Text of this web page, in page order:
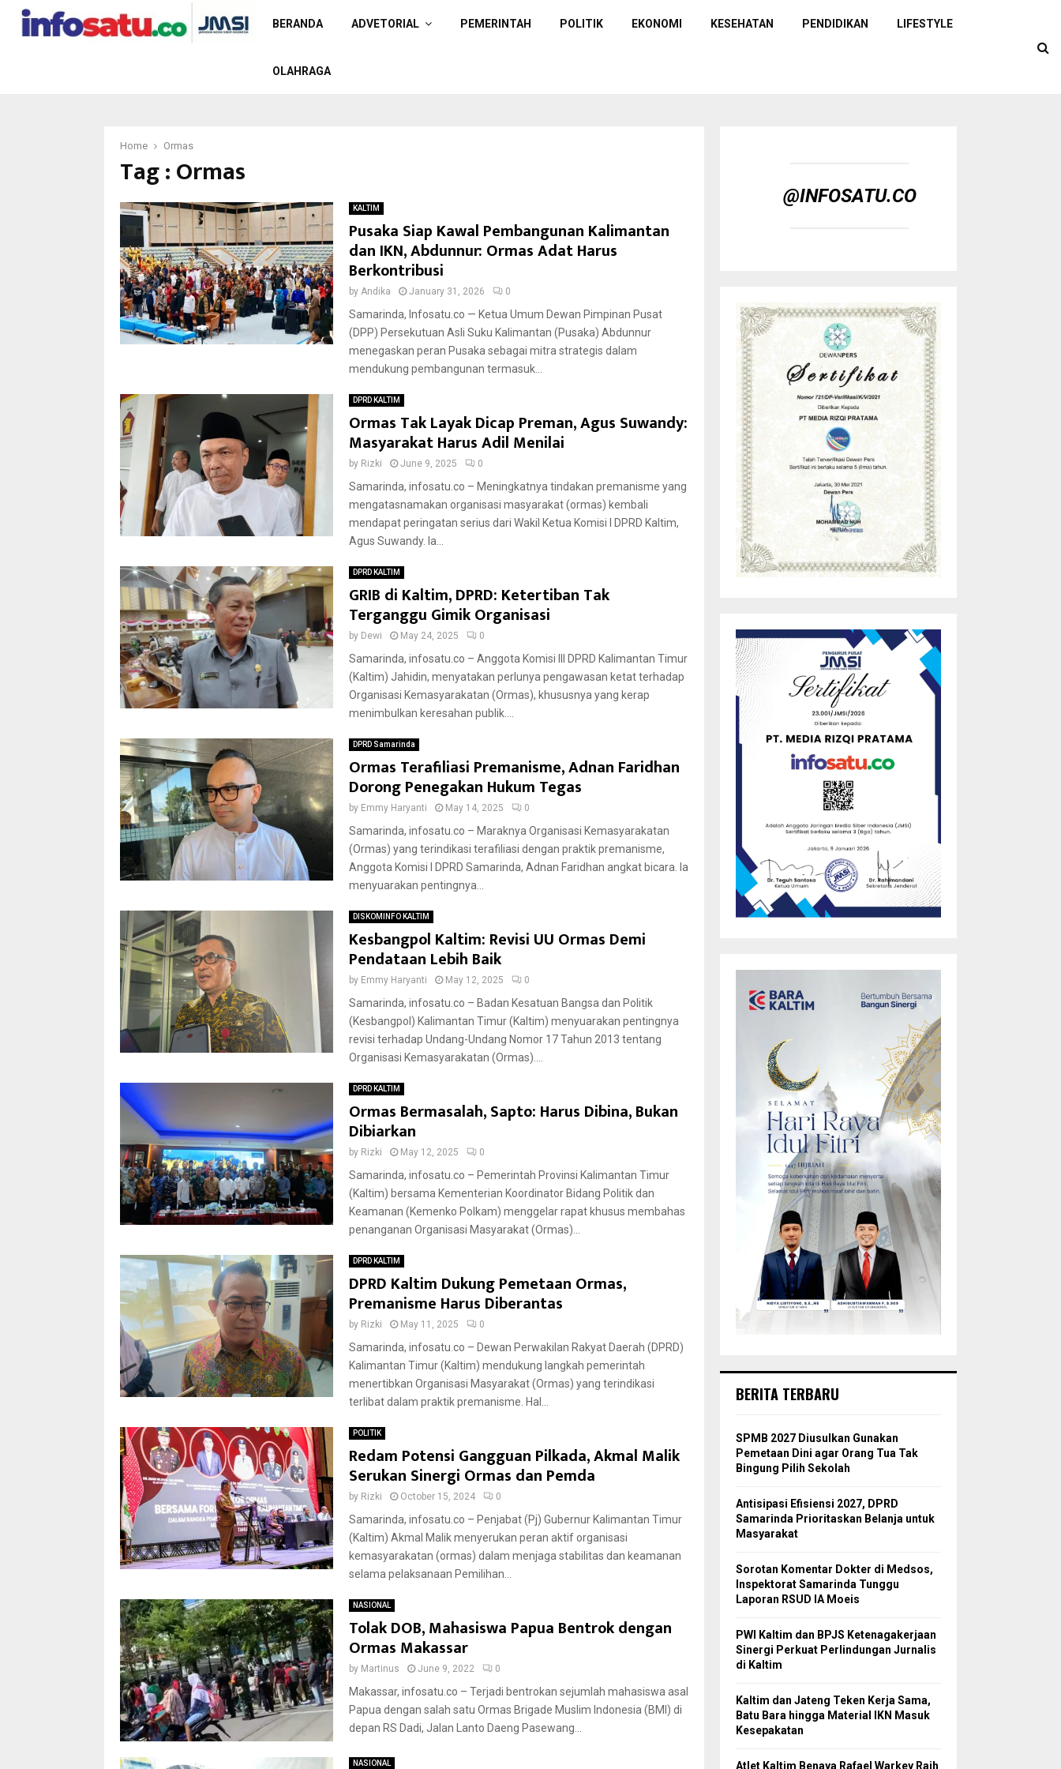
BERANDA ADVETORIAL PEMERINTAH POLITIK EKONOMI KESEHATAN PENDIDIKAN LIFESTYLE
OLAHRAGA
Home Ormas
Tag : Ormas
KALTIM
Pusaka Siap Kawal Pembangunan Kalimantan
dan IKN, Abdunnur: Ormas Adat Harus
Berkontribusi
by Andika January 31, 2026 0
Samarinda, Infosatu.co — Ketua Umum Dewan Pimpinan Pusat
(DPP) Persekutuan Asli Suku Kalimantan (Pusaka) Abdunnur
menegaskan peran Pusaka sebagai mitra strategis dalam
mendukung pembangunan termasuk...
DPRD KALTIM
Ormas Tak Layak Dicap Preman, Agus Suwandy:
Masyarakat Harus Adil Menilai
by Rizki June 9, 2025 0
Samarinda, infosatu.co – Meningkatnya tindakan premanisme yang
mengatasnamakan organisasi masyarakat (ormas) kembali
mendapat peringatan serius dari Wakil Ketua Komisi I DPRD Kaltim,
Agus Suwandy. Ia...
DPRD KALTIM
GRIB di Kaltim, DPRD: Ketertiban Tak
Terganggu Gimik Organisasi
by Dewi May 24, 2025 0
Samarinda, infosatu.co – Anggota Komisi III DPRD Kalimantan Timur
(Kaltim) Jahidin, menyatakan perlunya pengawasan ketat terhadap
Organisasi Kemasyarakatan (Ormas), khususnya yang kerap
menimbulkan keresahan publik....
DPRD Samarinda
Ormas Terafiliasi Premanisme, Adnan Faridhan
Dorong Penegakan Hukum Tegas
by Emmy Haryanti May 14, 2025 0
Samarinda, infosatu.co – Maraknya Organisasi Kemasyarakatan
(Ormas) yang terindikasi terafiliasi dengan praktik premanisme,
Anggota Komisi I DPRD Samarinda, Adnan Faridhan angkat bicara. Ia
menyuarakan pentingnya...
DISKOMINFO KALTIM
Kesbangpol Kaltim: Revisi UU Ormas Demi
Pendataan Lebih Baik
by Emmy Haryanti May 12, 2025 0
Samarinda, infosatu.co – Badan Kesatuan Bangsa dan Politik
(Kesbangpol) Kalimantan Timur (Kaltim) menyuarakan pentingnya
revisi terhadap Undang-Undang Nomor 17 Tahun 2013 tentang
Organisasi Kemasyarakatan (Ormas)....
DPRD KALTIM
Ormas Bermasalah, Sapto: Harus Dibina, Bukan
Dibiarkan
by Rizki May 12, 2025 0
Samarinda, infosatu.co – Pemerintah Provinsi Kalimantan Timur
(Kaltim) bersama Kementerian Koordinator Bidang Politik dan
Keamanan (Kemenko Polkam) menggelar rapat khusus membahas
penanganan Organisasi Masyarakat (Ormas)...
DPRD KALTIM
DPRD Kaltim Dukung Pemetaan Ormas,
Premanisme Harus Diberantas
by Rizki May 11, 2025 0
Samarinda, infosatu.co – Dewan Perwakilan Rakyat Daerah (DPRD)
Kalimantan Timur (Kaltim) mendukung langkah pemerintah
menertibkan Organisasi Masyarakat (Ormas) yang terindikasi
terlibat dalam praktik premanisme. Hal...
POLITIK
Redam Potensi Gangguan Pilkada, Akmal Malik
Serukan Sinergi Ormas dan Pemda
by Rizki October 15, 2024 0
Samarinda, infosatu.co – Penjabat (Pj) Gubernur Kalimantan Timur
(Kaltim) Akmal Malik menyerukan peran aktif organisasi
kemasyarakatan (ormas) dalam menjaga stabilitas dan keamanan
selama pelaksanaan Pemilihan...
NASIONAL
Tolak DOB, Mahasiswa Papua Bentrok dengan
Ormas Makassar
by Martinus June 9, 2022 0
Makassar, infosatu.co – Terjadi bentrokan sejumlah mahasiswa asal
Papua dengan salah satu Ormas Brigade Muslim Indonesia (BMI) di
depan RS Dadi, Jalan Lanto Daeng Pasewang...
NASIONAL
@INFOSATU.CO
BERITA TERBARU
SPMB 2027 Diusulkan Gunakan
Pemetaan Dini agar Orang Tua Tak
Bingung Pilih Sekolah
Antisipasi Efisiensi 2027, DPRD
Samarinda Prioritaskan Belanja untuk
Masyarakat
Sorotan Komentar Dokter di Medsos,
Inspektorat Samarinda Tunggu
Laporan RSUD IA Moeis
PWI Kaltim dan BPJS Ketenagakerjaan
Sinergi Perkuat Perlindungan Jurnalis
di Kaltim
Kaltim dan Jateng Teken Kerja Sama,
Batu Bara hingga Material IKN Masuk
Kesepakatan
Atlet Kaltim Benaya Rafael Warkey Raih